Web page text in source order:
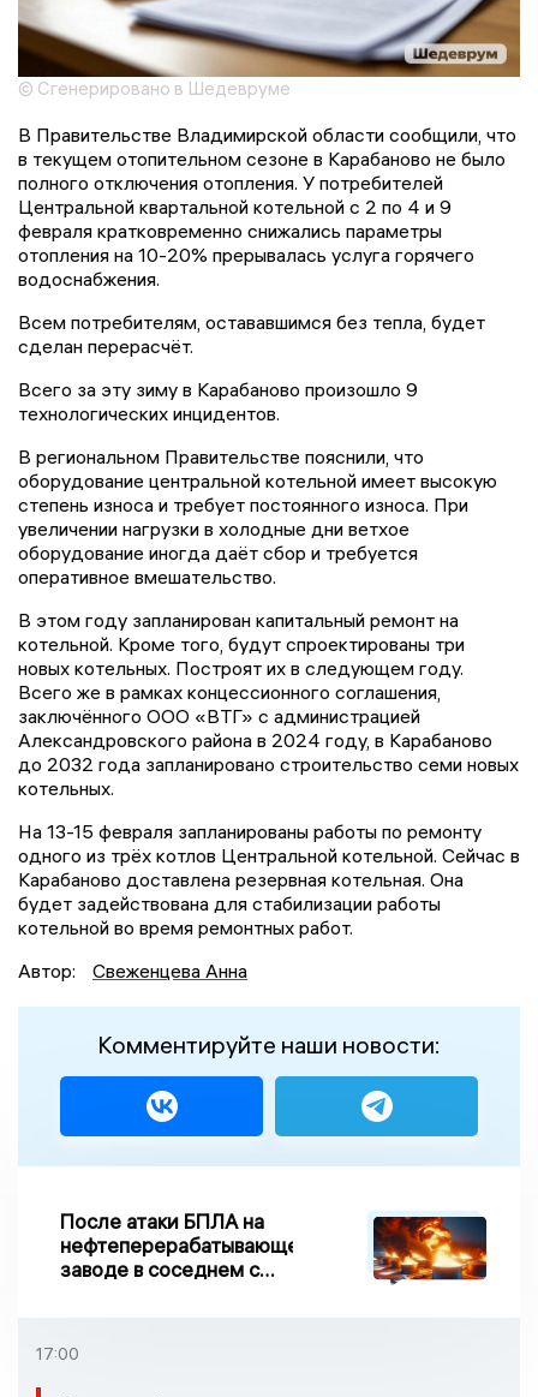
© Сгенерировано в Шедевруме
В Правительстве Владимирской области сообщили, что
в текущем отопительном сезоне в Карабаново не было
полного отключения отопления. У потребителей
Центральной квартальной котельной с 2 по 4 и 9
февраля кратковременно снижались параметры
отопления на 10-20% прерывалась услуга горячего
водоснабжения.
Всем потребителям, остававшимся без тепла, будет
сделан перерасчёт.
Всего за эту зиму в Карабаново произошло 9
технологических инцидентов.
В региональном Правительстве пояснили, что
оборудование центральной котельной имеет высокую
степень износа и требует постоянного износа. При
увеличении нагрузки в холодные дни ветхое
оборудование иногда даёт сбор и требуется
оперативное вмешательство.
В этом году запланирован капитальный ремонт на
котельной. Кроме того, будут спроектированы три
новых котельных. Построят их в следующем году.
Всего же в рамках концессионного соглашения,
заключённого ООО «ВТГ» с администрацией
Александровского района в 2024 году, в Карабаново
до 2032 года запланировано строительство семи новых
котельных.
На 13-15 февраля запланированы работы по ремонту
одного из трёх котлов Центральной котельной. Сейчас в
Карабаново доставлена резервная котельная. Она
будет задействована для стабилизации работы
котельной во время ремонтных работ.
Автор:
Свеженцева Анна
Комментируйте наши новости:
После атаки БПЛА на
нефтеперерабатывающем
заводе в соседнем с
17:00